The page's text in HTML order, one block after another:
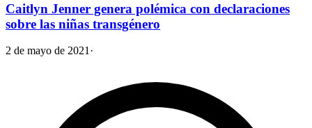
Caitlyn Jenner genera polémica con declaraciones
sobre las niñas transgénero
2 de mayo de 2021 ·